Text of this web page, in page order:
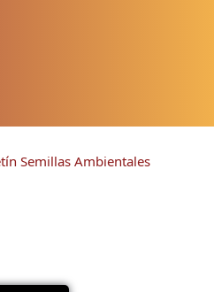
Semillas Ambientales